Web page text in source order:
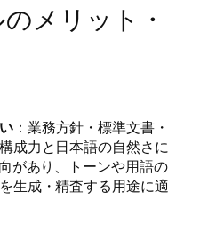
メリット・
：業務方針・標準文書・
成力と日本語の自然さに
があり、トーンや用語の
生成・精査する用途に適